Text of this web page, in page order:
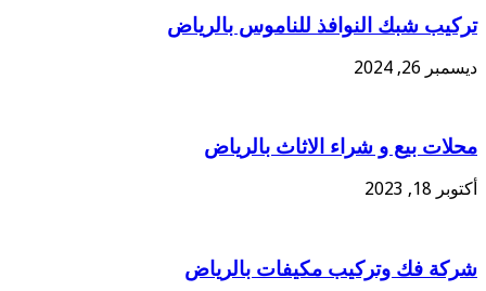
تركيب شبك النوافذ للناموس بالرياض
ديسمبر 26, 2024
محلات بيع و شراء الاثاث بالرياض
أكتوبر 18, 2023
شركة فك وتركيب مكيفات بالرياض